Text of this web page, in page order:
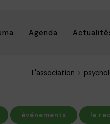
Agenda
L'association
événements la